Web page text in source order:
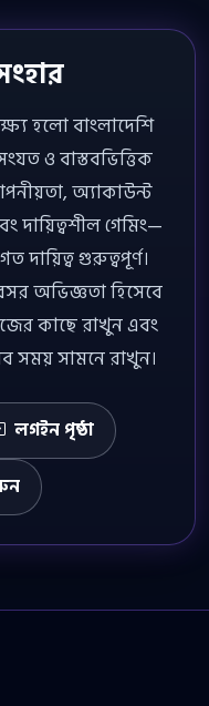
হলো বাংলাদেশি
ও বাস্তবভিত্তিক
অ্যাকাউন্ট
দায়িত্বশীল গেমিং—
দায়িত্ব গুরুত্বপূর্ণ।
অভিজ্ঞতা হিসেবে
কাছে রাখুন এবং
সময় সামনে রাখুন।
লগইন পৃষ্ঠা